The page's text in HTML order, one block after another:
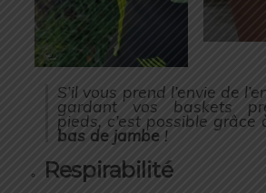
S’il vous prend l’envie de
gardant vos baskets
pieds, c’est possible grâce
bas de jambe !
Respirabilité